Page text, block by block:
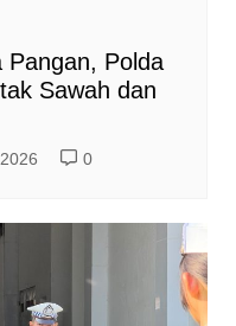
Pangan, Polda
Sawah dan
0